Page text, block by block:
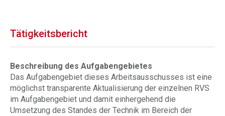
Tätigkeitsbericht
Beschreibung des Aufgabengebietes
Das Aufgabengebiet dieses Arbeitsausschusses ist eine
möglichst transparente Aktualisierung der einzelnen RVS
im Aufgabengebiet und damit einhergehend die
Umsetzung des Standes der Technik im Bereich der